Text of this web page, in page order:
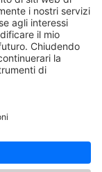
Milano
Milano